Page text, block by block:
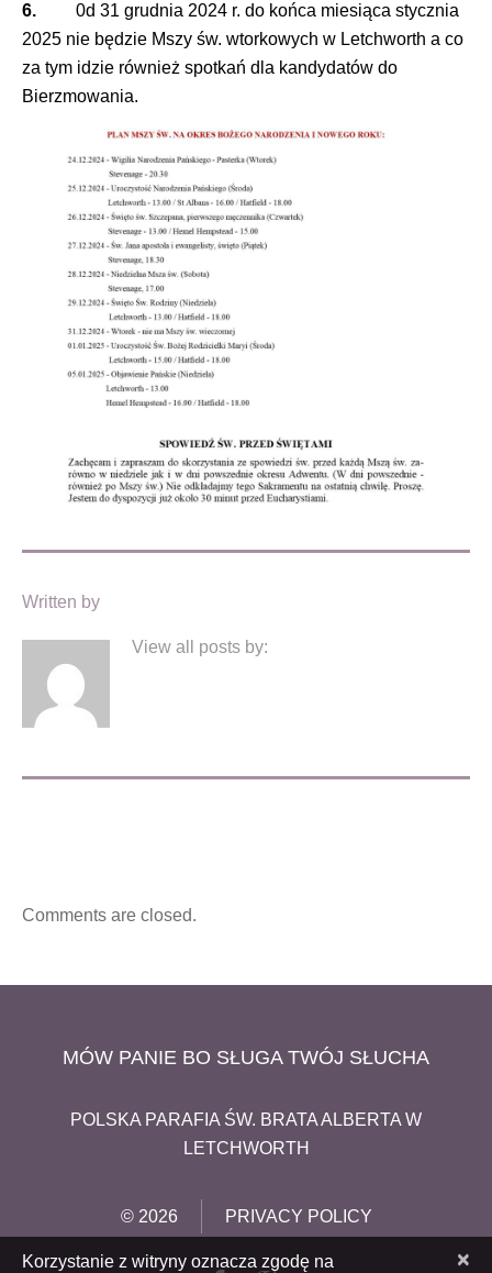
6. 0d 31 grudnia 2024 r. do końca miesiąca stycznia
2025 nie będzie Mszy św. wtorkowych w Letchworth a co
za tym idzie również spotkań dla kandydatów do
Bierzmowania.
Written by
View all posts by:
Comments are closed.
MÓW PANIE BO SŁUGA TWÓJ SŁUCHA
POLSKA PARAFIA ŚW. BRATA ALBERTA W
LETCHWORTH
© 2026 PRIVACY POLICY
×
Korzystanie z witryny oznacza zgodę na